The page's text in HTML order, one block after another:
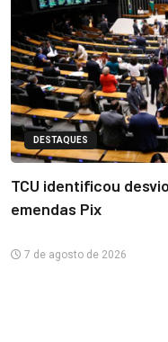
DESTAQUES
TCU identificou
emendas Pix
7 de agosto de 2026